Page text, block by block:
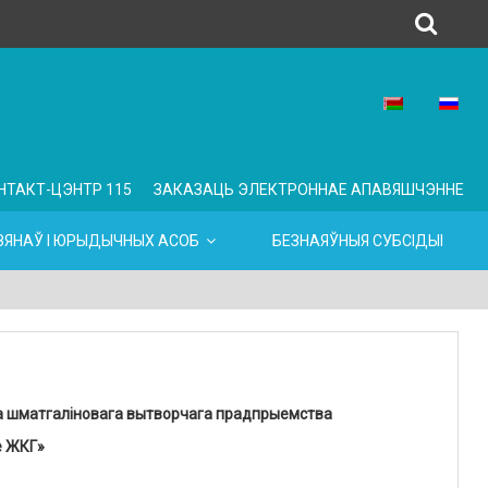
ЦЭНТР 115 ЗАКАЗАЦЬ ЭЛЕКТРОННАЕ АПАВЯШЧЭННЕ
І ЮРЫДЫЧНЫХ АСОБ БЕЗНАЯЎНЫЯ СУБСІДЫІ
шматгаліновага вытворчага прадпрыемства
ЖКГ»